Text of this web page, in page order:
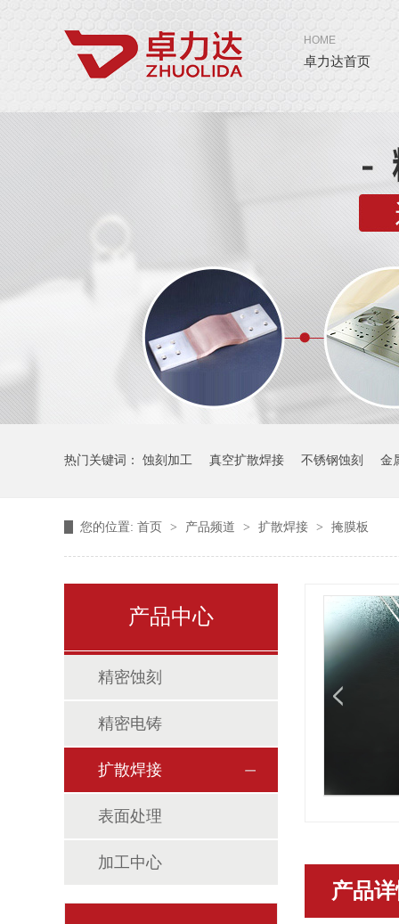
HOME
卓力达首页
热门关键词： 蚀刻加工 真空扩散焊接 不锈钢蚀刻 金
您的位置: 首页 > 产品频道 > 扩散焊接 > 掩膜板
产品中心
精密蚀刻
精密电铸
扩散焊接
表面处理
加工中心
产品